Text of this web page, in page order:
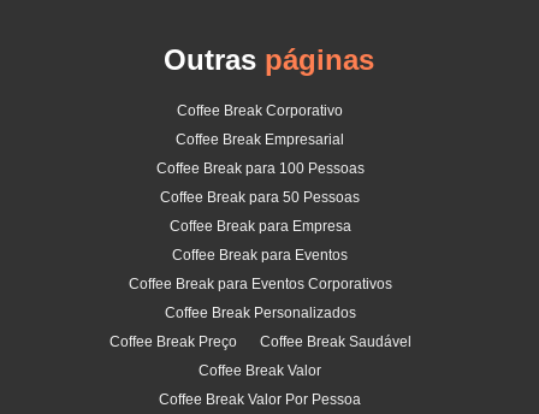
Outras páginas
Coffee Break Corporativo
Coffee Break Empresarial
Coffee Break para 100 Pessoas
Coffee Break para 50 Pessoas
Coffee Break para Empresa
Coffee Break para Eventos
Coffee Break para Eventos Corporativos
Coffee Break Personalizados
Coffee Break Preço
Coffee Break Saudável
Coffee Break Valor
Coffee Break Valor Por Pessoa